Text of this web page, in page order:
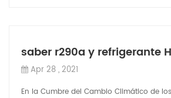
saber r290a y refrigerante
Apr 28 , 2021
En la Cumbre del Cambio Climático de